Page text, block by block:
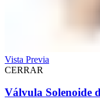
Vista Previa
CERRAR
Válvula Solenoide